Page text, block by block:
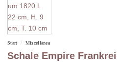
Start / Miscellanea
Schale Empire